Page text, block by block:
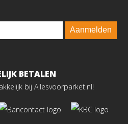
Aanmelden
BETALEN
bij Allesvoorparket.nl!